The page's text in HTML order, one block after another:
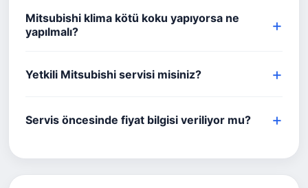
Mitsubishi klima kötü koku yapıyorsa ne
yapılmalı?
Yetkili Mitsubishi servisi misiniz?
Servis öncesinde fiyat bilgisi veriliyor mu?